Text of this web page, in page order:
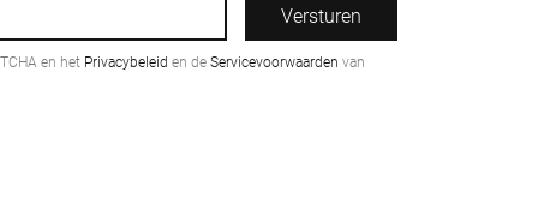
Versturen
en het Privacybeleid en de Servicevoorwaarden van